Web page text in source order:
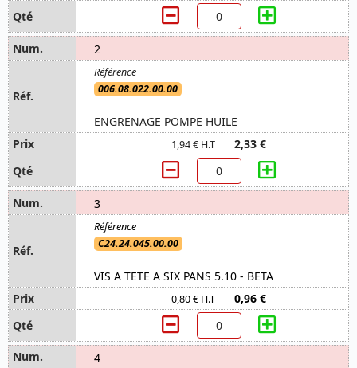
2
006.08.022.00.00
ENGRENAGE POMPE HUILE
1,94 € H.T 2,33 €
3
C24.24.045.00.00
VIS A TETE A SIX PANS 5.10 - BETA
0,80 € H.T 0,96 €
4